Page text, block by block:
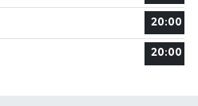
20:00
20:00